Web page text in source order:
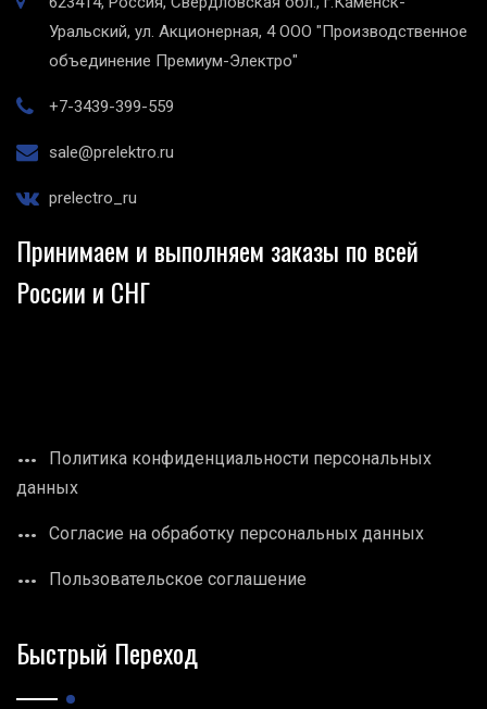
Уральский, ул. Акционерная, 4 ООО "Производственное
объединение Премиум-Электро"
+7-3439-399-559
sale@prelektro.ru
prelectro_ru
Принимаем и выполняем заказы по всей
России и СНГ
Политика конфиденциальности персональных
данных
Согласие на обработку персональных данных
Пользовательское соглашение
Быстрый Переход